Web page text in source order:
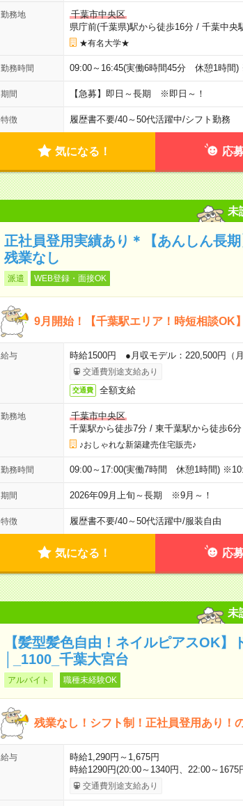
勤務地
千葉市中央区
県庁前(千葉県)駅から徒歩16分/ 千葉中央
★有名大学★
勤務時間 09:00～16:45(実働6時間45分 休憩1時間
期間 【急募】即日～長期 ※即日～！
特徴 履歴書不要/40～50代活躍中/シフト勤務
気になる！ 応
未
正社員登用実績あり＊【あんしん長
残業なし
派遣 WEB登録・面接OK
9月開始！【千葉駅エリア！時短相談OK
給与 時給1500円 ●月収モデル：220,500円（月
交通費別途支給あり
交通費 全額支給
勤務地
千葉市中央区
千葉駅から徒歩7分/ 東千葉駅から徒歩6分
♪おしゃれな新築建売住宅販売♪
勤務時間 09:00～17:00(実働7時間 休憩1時間)
期間 2026年09月上旬～長期 ※9月～！
特徴 履歴書不要/40～50代活躍中/服装自由
気になる！ 応
未
【髪型髪色自由！ネイルピアスOK
│_1100_千葉大宮台
アルバイト 職種未経験OK
残業なし！シフト制！正社員登用あり！
給与
時給1,290円～1,675円
時給1290円(20:00～1340円、22:00～
交通費別途支給あり